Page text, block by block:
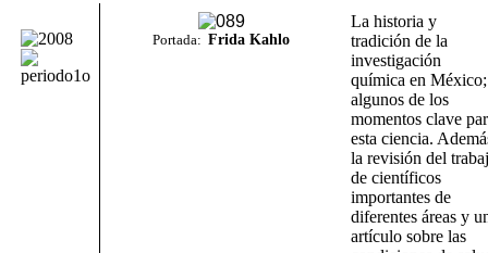
Portada: Frida Kahlo
La historia y
tradición de la
investigación
química en México;
algunos de los
momentos clave
esta ciencia.
la revisión del
de científicos
importantes de
diferentes áreas y
artículo sobre las